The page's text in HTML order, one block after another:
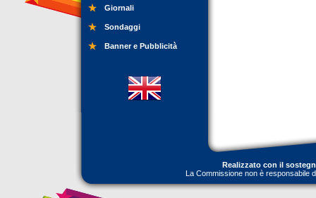
Giornali
Sondaggi
Banner e Pubblicità
Realizzato con il
La Commissione non è responsabile